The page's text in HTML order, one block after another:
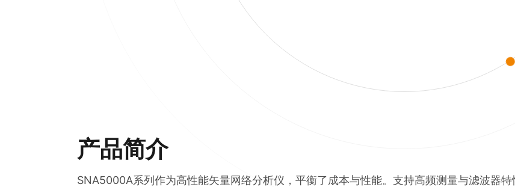
产品简介
SNA5000A系列作为高性能矢量网络分析仪，平衡了成本与性能。支持高频测量与滤波器